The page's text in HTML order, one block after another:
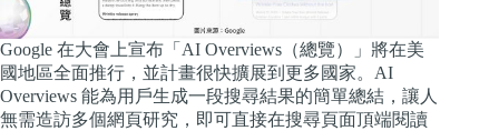
Google 在大會上宣布「AI Overviews（總覽）」將在美
國地區全面推行，並計畫很快擴展到更多國家。AI
Overviews 能為用戶生成一段搜尋結果的簡單總結，讓人
無需造訪多個網頁研究，即可直接在搜尋頁面頂端閱讀